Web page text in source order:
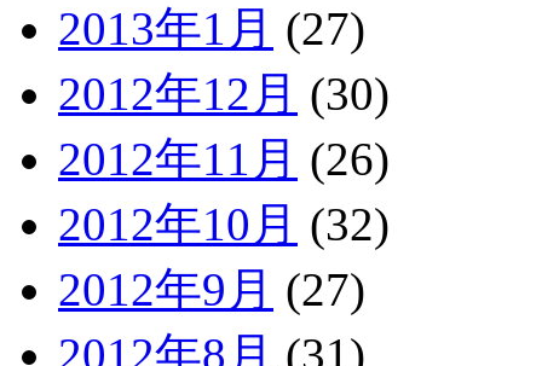
2013年1月 (27)
2012年12月 (30)
2012年11月 (26)
2012年10月 (32)
2012年9月 (27)
2012年8月 (31)